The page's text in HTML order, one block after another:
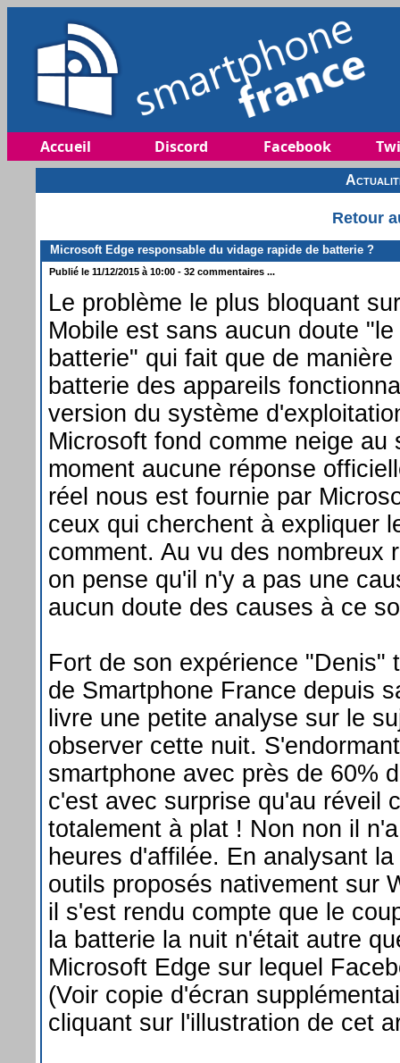
Accueil Discord Facebook
Retour
Microsoft Edge responsable du vidage rapide de batterie ?
Publié le 11/12/2015 à 10:00 - 32 commentaires ...
Le problème le plus bloquant
Mobile est sans aucun doute
batterie" qui fait que de
batterie des appareils
version du système
Microsoft fond comme neige au
moment aucune réponse
réel nous est fournie par
ceux qui cherchent à expliquer
comment. Au vu des nombreux
on pense qu'il n'y a pas une
aucun doute des causes à ce
Fort de son expérience "Denis"
de Smartphone France depuis
livre une petite analyse sur le
observer cette nuit.
smartphone avec près de 60%
c'est avec surprise qu'au réveil
totalement à plat ! Non non il
heures d'affilée. En analysant
outils proposés nativement sur
il s'est rendu compte que le
la batterie la nuit n'était autre
Microsoft Edge sur lequel
(Voir copie d'écran
cliquant sur l'illustration de cet